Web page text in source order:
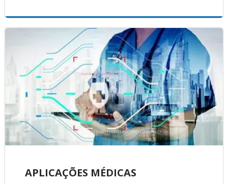
APLICAÇÕES MÉDICAS